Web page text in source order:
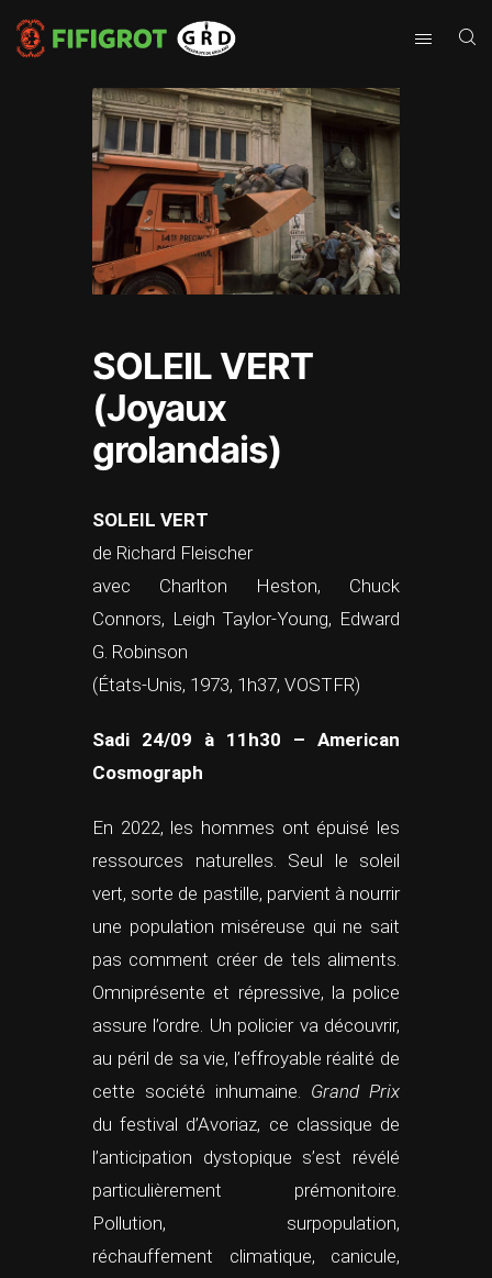
SOLEIL VERT
(Joyaux
grolandais)
SOLEIL VERT
de Richard Fleischer
avec Charlton Heston, Chuck
Connors, Leigh Taylor-Young, Edward
G. Robinson
(États-Unis, 1973, 1h37, VOSTFR)
Sadi 24/09 à 11h30 – American
Cosmograph
En 2022, les hommes ont épuisé les
ressources naturelles. Seul le soleil
vert, sorte de pastille, parvient à nourrir
une population miséreuse qui ne sait
pas comment créer de tels aliments.
Omniprésente et répressive, la police
assure l’ordre. Un policier va découvrir,
au péril de sa vie, l’effroyable réalité de
cette société inhumaine. Grand Prix
du festival d’Avoriaz, ce classique de
l’anticipation dystopique s’est révélé
particulièrement prémonitoire.
Pollution, surpopulation,
réchauffement climatique, canicule,